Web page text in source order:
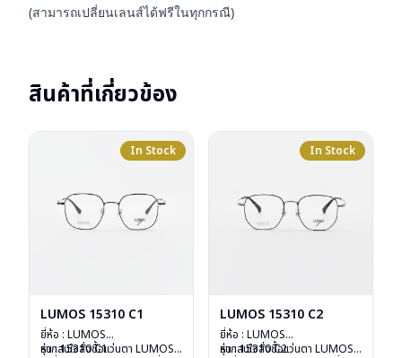
(สามารถเปลี่ยนเลนส์ได้ฟรีในทุกกรณี)
สินค้าที่เกี่ยวข้อง
In Stock
LUMOS 15310 C1
ยี่ห้อ : LUMOS
รุ่น : 15310 C1
หากสนใจสั่งชื้อแว่นตา LUMOS
In Stock
LUMOS 15310 C2
ยี่ห้อ : LUMOS
รุ่น : 15310 C2
หากสนใจสั่งชื้อแว่นตา LUMOS